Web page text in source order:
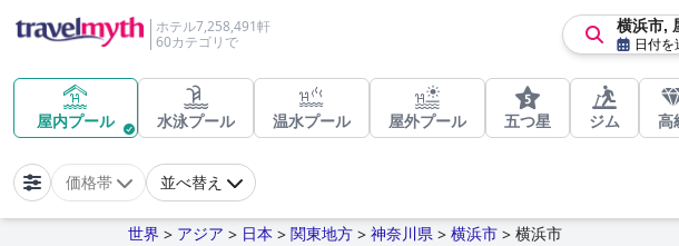
ホテル7,258,491軒
60カテゴリで
横浜市,
日付を
屋内プール 水泳プール 温水プール 屋外プール 五つ星 ジム 高
価格帯 並べ替え
世界 > アジア > 日本 > 関東地方 > 神奈川県 > 横浜市 > 横浜市